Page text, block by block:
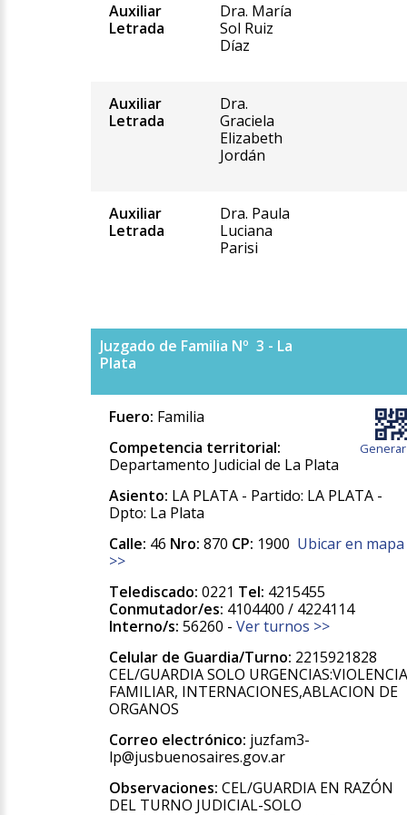
Auxiliar
Letrada
Dra. María
Sol Ruiz
Díaz
Auxiliar
Letrada
Dra.
Graciela
Elizabeth
Jordán
Auxiliar
Letrada
Dra. Paula
Luciana
Parisi
Juzgado de Familia Nº 3 - La
Plata
Fuero: Familia
Competencia territorial:
Departamento Judicial de La Plata
Asiento: LA PLATA - Partido: LA PLATA -
Dpto: La Plata
Calle: 46 Nro: 870 CP: 1900 Ubicar en mapa
>>
Telediscado: 0221 Tel: 4215455
Conmutador/es: 4104400 / 4224114
Interno/s: 56260 - Ver turnos >>
Celular de Guardia/Turno: 2215921828
CEL/GUARDIA SOLO URGENCIAS:VIOLENCIA
FAMILIAR, INTERNACIONES,ABLACION DE
ORGANOS
Correo electrónico: juzfam3-
lp@jusbuenosaires.gov.ar
Observaciones: CEL/GUARDIA EN RAZÓN
DEL TURNO JUDICIAL-SOLO